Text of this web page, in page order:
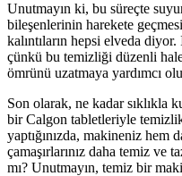
Unutmayın ki, bu süreçte
bileşenlerinin harekete
kalıntıların hepsi elveda
çünkü bu temizliği düzenli
ömrünü uzatmaya yardımcı
Son olarak, ne kadar sıklıkla
bir Calgon tabletleriyle
yaptığınızda, makineniz hem
çamaşırlarınız daha temiz ve
mı? Unutmayın, temiz bir